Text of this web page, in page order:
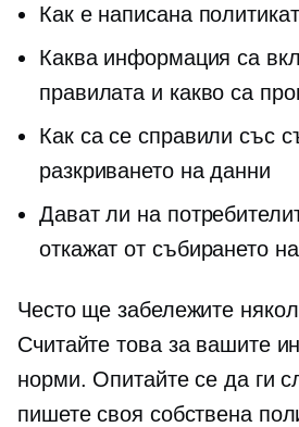
Как е написана
Каква информация са
правилата и какво са
Как са се справили със
разкриването на данни
Дават ли на
откажат от събирането
Често ще забележите
Считайте това за вашите
норми. Опитайте се да ги
пишете своя собствена